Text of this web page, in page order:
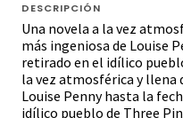
DESCRIPCIÓN
Una novela a la vez
más ingeniosa de Louise
retirado en el idílico
la vez atmosférica y llena
Louise Penny hasta la
idílico pueblo de Three